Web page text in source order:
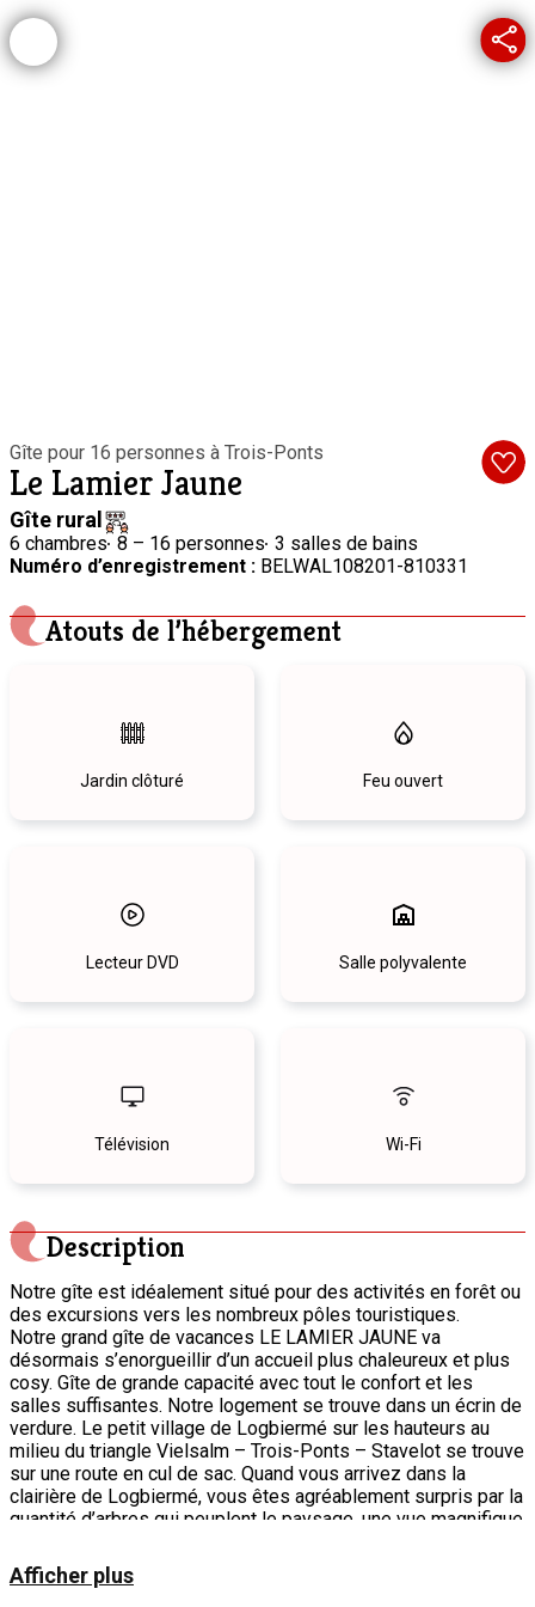
Gîte pour 16 personnes à Trois-Ponts
Le Lamier Jaune
Gîte rural
6 chambres 8 – 16 personnes 3 salles de bains
Numéro d’enregistrement : BELWAL108201-810331
Atouts de l’hébergement
Jardin clôturé Feu ouvert
Lecteur DVD Salle polyvalente
Télévision Wi-Fi
Description
Notre gîte est idéalement situé pour des activités en forêt ou
des excursions vers les nombreux pôles touristiques.
Notre grand gîte de vacances LE LAMIER JAUNE va
désormais s’enorgueillir d’un accueil plus chaleureux et plus
cosy. Gîte de grande capacité avec tout le confort et les
salles suffisantes. Notre logement se trouve dans un écrin de
verdure. Le petit village de Logbiermé sur les hauteurs au
milieu du triangle Vielsalm – Trois-Ponts – Stavelot se trouve
sur une route en cul de sac. Quand vous arrivez dans la
clairière de Logbiermé, vous êtes agréablement surpris par la
quantité d’arbres qui peuplent le paysage, une vue magnifique
l’endroit vous envahit. En plein milieu des Ardennes, à
proximité des Fagnes et du Grand-Duché de Luxembourg,
Afficher plus